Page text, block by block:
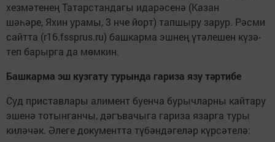
хезмә­тенең Татарстандагы идарәсенә (Казан
шә­һәре, Яхин урамы, 3 нче йорт) тапшыру зарур. Рәсми
сайтта (r16.fssprus.ru) башкарма эшнең үтә­ле­шен күзә­
теп барырга да мөмкин.
Башкарма эш кузгату турында гариза язу тәртибе
Суд приставлары алимент буенча бурычларны кайтару
эшенә тотынганчы, дәгъвачыга гариза язарга туры
киләчәк. Әлеге документта түбән­дәгеләр күрсәтелә: